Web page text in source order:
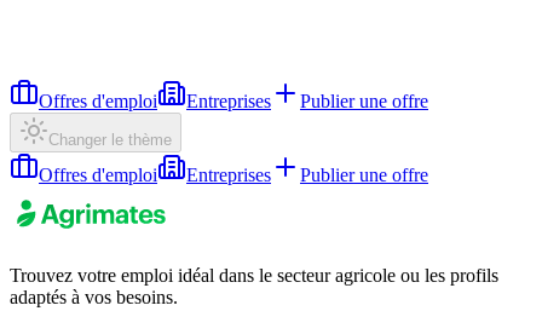
Offres d'emploi Entreprises Publier une offre
Changer le thème
Offres d'emploi Entreprises Publier une offre
Trouvez votre emploi idéal dans le secteur agricole ou les profils
adaptés à vos besoins.